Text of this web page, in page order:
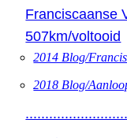
Franciscaanse
507km/voltooid
2014 Blog/
2018 Blog/